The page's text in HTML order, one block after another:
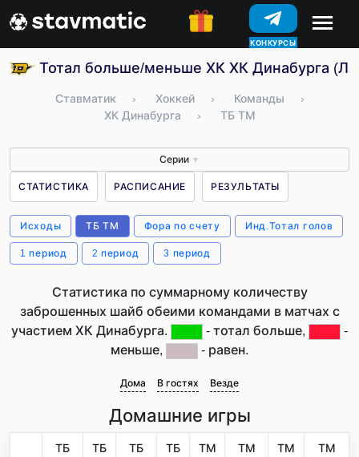
КОНКУРСЫ
Тотал больше/меньше ХК ХК Динабурга
Ставматик › Хоккей › Команды
›
ХК Динабурга
› ТБ ТМ
Серии ▼
СТАТИСТИКА РАСПИСАНИЕ РЕЗУЛЬТАТЫ
Исходы ТБ ТМ Фора по счету Инд.Тотал голов
1 период 2 период 3 период
Статистика по суммарному количеству
заброшенных шайб обеими командами в матчах с
участием ХК Динабурга.
- тотал больше,
-
меньше,
- равен.
Дома В гостях Везде
Домашние игры
ТБ
ТБ
ТБ
ТБ
ТМ
ТМ
ТМ
ТМ